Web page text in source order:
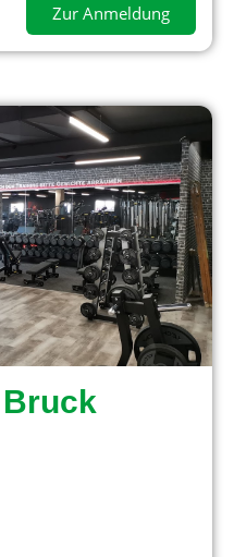
Zur Anmeldung
Bruck